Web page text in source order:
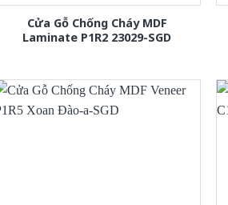
Cửa Gỗ Chống Cháy MDF
Laminate P1R2 23029-SGD